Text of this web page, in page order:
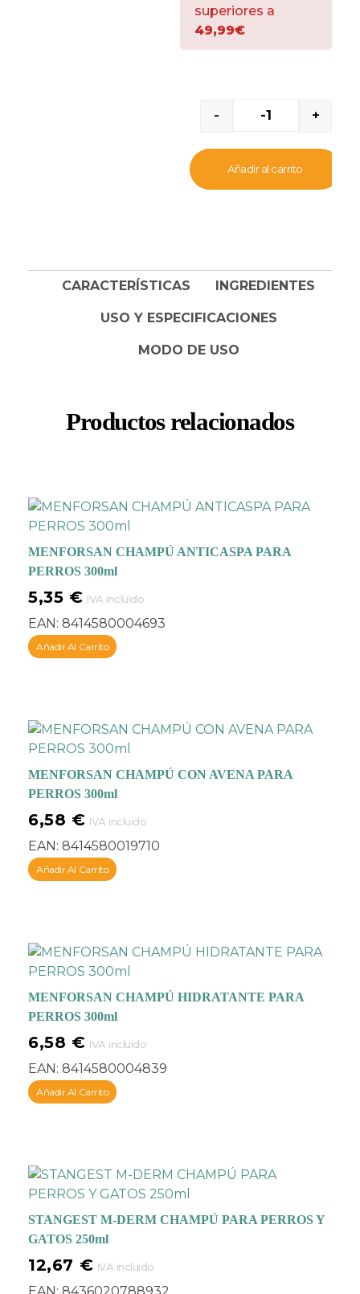
hongos, pequeñas
irritaciones, sarpullidos,
roces y picaduras de
superiores a
49,99€
- +
Añadir al carrito
CARACTERÍSTICAS INGREDIENTES
USO Y ESPECIFICACIONES
MODO DE USO
Productos relacionados
MENFORSAN CHAMPÚ ANTICASPA PARA
PERROS 300ml
5,35 € IVA incluido
EAN: 8414580004693
Añadir Al Carrito
MENFORSAN CHAMPÚ CON AVENA PARA
PERROS 300ml
6,58 € IVA incluido
EAN: 8414580019710
Añadir Al Carrito
MENFORSAN CHAMPÚ HIDRATANTE PARA
PERROS 300ml
6,58 € IVA incluido
EAN: 8414580004839
Añadir Al Carrito
STANGEST M-DERM CHAMPÚ PARA PERROS Y
GATOS 250ml
12,67 € IVA incluido